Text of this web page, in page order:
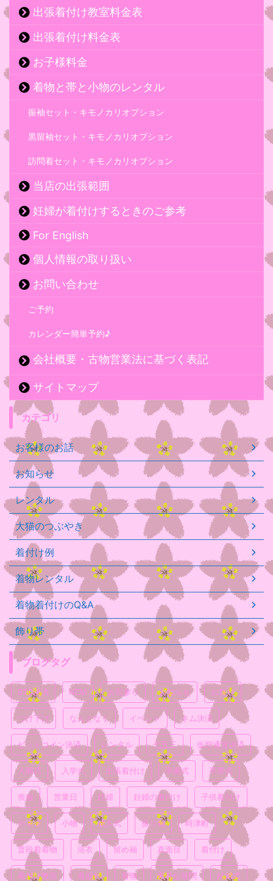
出張着付け教室料金表
出張着付け料金表
お子様料金
着物と帯と小物のレンタル
振袖セット・キモノカリオプション
黒留袖セット・キモノカリオプション
訪問着セット・キモノカリオプション
当店の出張範囲
妊婦が着付けするときのご参考
For English
個人情報の取り扱い
お問い合わせ
ご予約
カレンダー簡単予約♪
会社概要・古物営業法に基づく表記
サイトマップ
カテゴリ
お客様のお話
お知らせ
レンタル
大猫のつぶやき
着付け例
着物レンタル
着物着付けのQ&A
飾り帯
ブログタグ
BTC決済 NEM お宮参り お知らせ お祭り
つけ下げ なんとなく イベント ネム決済
ビットコイン決済 レンタル 七五三 仮想通貨決済
入園式 入学式 出張着付け 卒園式 卒業式
喪服 営業日 妊婦 妊婦の着付け 子供着付け
小ネタ 小物 成人式 振り袖 時津町
普段着着物 浴衣 留め袖 真面目 着付け
着付け教室 着崩れ 着物 素朴な疑問 結婚式